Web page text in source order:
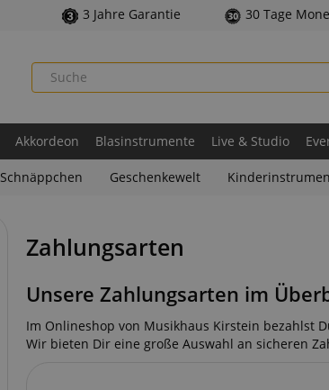
3 Jahre Garantie 30 Tage
Akkordeon Blasinstrumente Live & Studio
Schnäppchen Geschenkewelt
Zahlungsarten
Unsere Zahlungsarten im
Im Onlineshop von Musikhaus Kirstein bezahlst
Wir bieten Dir eine große Auswahl an sicheren